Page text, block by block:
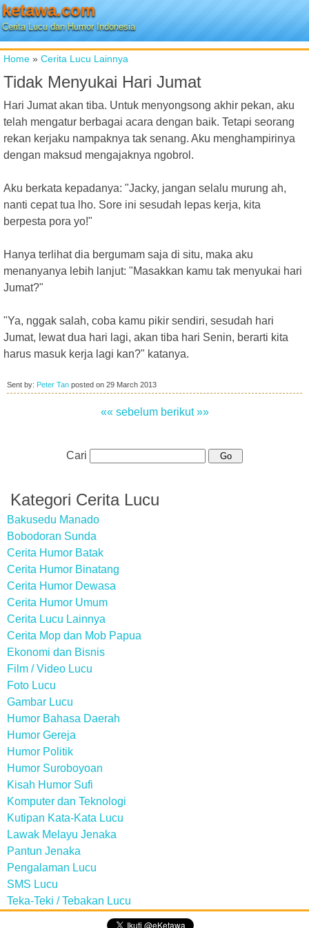
ketawa.com
Cerita Lucu dan Humor Indonesia
Home » Cerita Lucu Lainnya
Tidak Menyukai Hari Jumat
Hari Jumat akan tiba. Untuk menyongsong akhir pekan, aku
telah mengatur berbagai acara dengan baik. Tetapi seorang
rekan kerjaku nampaknya tak senang. Aku menghampirinya
dengan maksud mengajaknya ngobrol.
Aku berkata kepadanya: "Jacky, jangan selalu murung ah,
nanti cepat tua lho. Sore ini sesudah lepas kerja, kita
berpesta pora yo!"
Hanya terlihat dia bergumam saja di situ, maka aku
menanyanya lebih lanjut: "Masakkan kamu tak menyukai hari
Jumat?"
"Ya, nggak salah, coba kamu pikir sendiri, sesudah hari
Jumat, lewat dua hari lagi, akan tiba hari Senin, berarti kita
harus masuk kerja lagi kan?" katanya.
Sent by: Peter Tan posted on 29 March 2013
«« sebelum berikut »»
Cari
Kategori Cerita Lucu
Bakusedu Manado
Bobodoran Sunda
Cerita Humor Batak
Cerita Humor Binatang
Cerita Humor Dewasa
Cerita Humor Umum
Cerita Lucu Lainnya
Cerita Mop dan Mob Papua
Ekonomi dan Bisnis
Film / Video Lucu
Foto Lucu
Gambar Lucu
Humor Bahasa Daerah
Humor Gereja
Humor Politik
Humor Suroboyoan
Kisah Humor Sufi
Komputer dan Teknologi
Kutipan Kata-Kata Lucu
Lawak Melayu Jenaka
Pantun Jenaka
Pengalaman Lucu
SMS Lucu
Teka-Teki / Tebakan Lucu